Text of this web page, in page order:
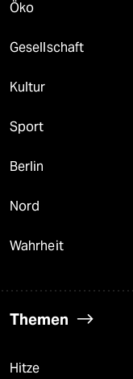
Öko
Gesellschaft
Kultur
Sport
Berlin
Nord
Wahrheit
Themen
Hitze